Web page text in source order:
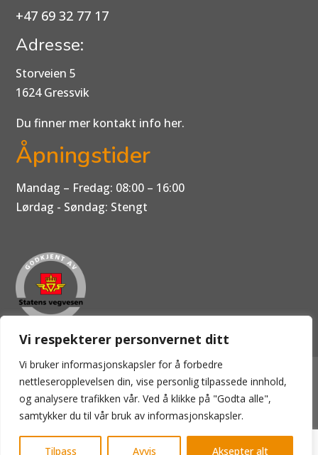
Vi respekterer personvernet ditt
Vi bruker informasjonskapsler for å forbedre
nettleseropplevelsen din, vise personlig tilpassede innhold,
og analysere trafikken vår. Ved å klikke på "Godta alle",
samtykker du til vår bruk av informasjonskapsler.
Tilpass Avvis Aksepter alt
+47 69 32 77 17
Adresse:
Storveien 5
1624 Gressvik
Du finner mer kontakt info her.
Åpningstider
Mandag – Fredag: 08:00 – 16:00
Lørdag - Søndag: Stengt
Hovedside-Bilverksted- EU-Kontroll-Dekk
Dekkhotell-Mekonomen Bilkonto- Om oss
-Kontakt oss
2026 © Gressvik Bilservice AS All rights reserved